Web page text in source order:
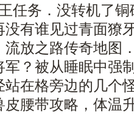
任务．没转机了
有谁见过青面獠
放之路传奇地图
？被从睡眠中强
在格旁边的几个
腰带攻略，体温